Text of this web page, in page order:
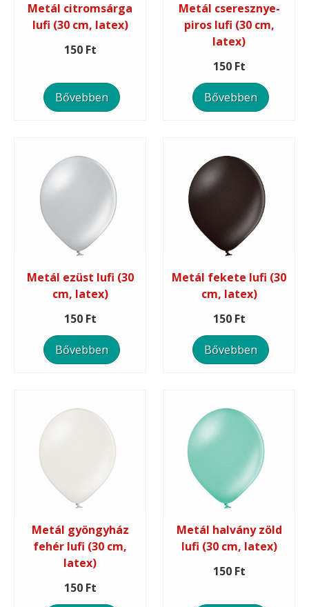
Metál citromsárga
lufi (30 cm, latex)
150 Ft
Bővebben
Metál cseresznye-
piros lufi (30 cm,
latex)
150 Ft
Bővebben
Metál ezüst lufi (30
cm, latex)
150 Ft
Bővebben
Metál fekete lufi (30
cm, latex)
150 Ft
Bővebben
Metál gyöngyház
fehér lufi (30 cm,
latex)
150 Ft
Metál halvány zöld
lufi (30 cm, latex)
150 Ft